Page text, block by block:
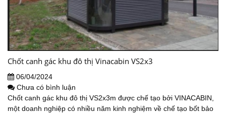
Chốt canh gác khu đô thị Vinacabin VS2x3
06/04/2024
Chưa có bình luận
Chốt canh gác khu đô thị VS2x3m được chế tạo bởi VINACABIN,
một doanh nghiệp có nhiều năm kinh nghiệm về chế tạo bốt bảo